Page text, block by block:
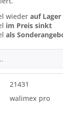
wieder auf Lager
im Preis sinkt
als
21431
walimex pro